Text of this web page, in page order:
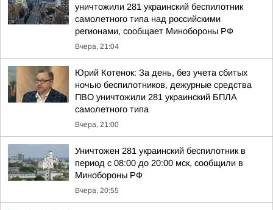
уничтожили 281 украинский беспилотник
самолетного типа над российскими
регионами, сообщает Минобороны РФ
Вчера, 21:04
Юрий Котенок: За день, без учета сбитых
ночью беспилотников, дежурные средства
ПВО уничтожили 281 украинский БПЛА
самолетного типа
Вчера, 21:00
Уничтожен 281 украинский беспилотник в
период с 08:00 до 20:00 мск, сообщили в
Минобороны РФ
Вчера, 20:55